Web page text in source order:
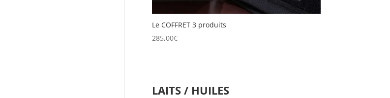
Le COFFRET 3 produits
285,00€
LAITS / HUILES